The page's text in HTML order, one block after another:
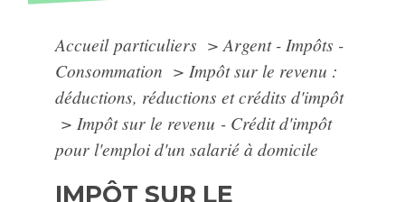
Accueil particuliers > Argent - Impôts -
Consommation > Impôt sur le revenu :
déductions, réductions et crédits d'impôt
> Impôt sur le revenu - Crédit d'impôt
pour l'emploi d'un salarié à domicile
IMPÔT SUR LE